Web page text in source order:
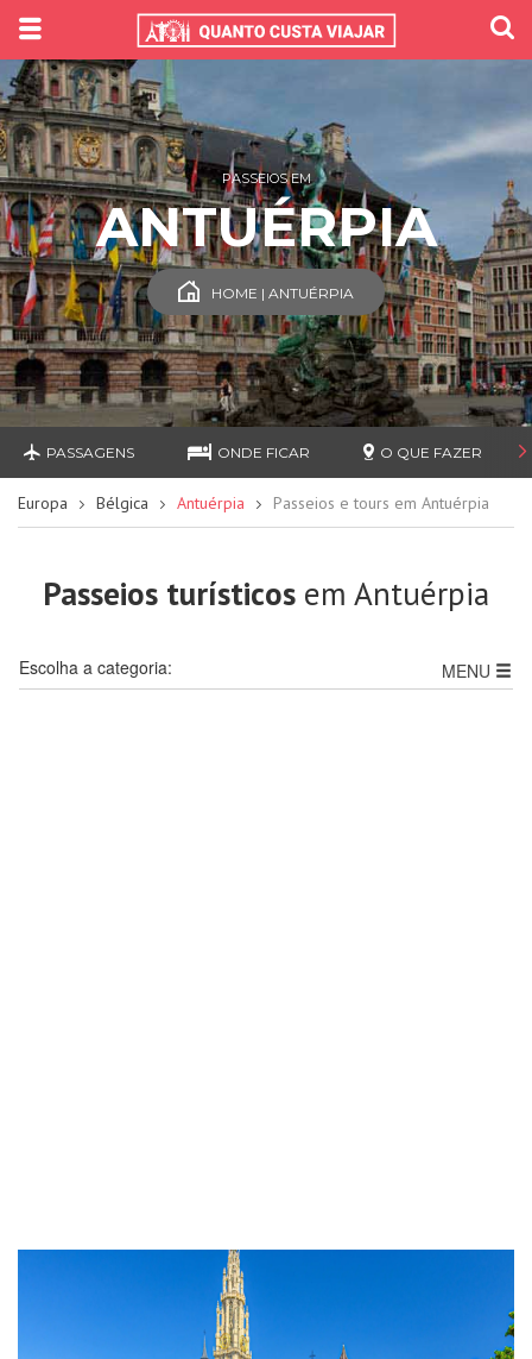
PASSEIOS EM
ANTUÉRPIA
HOME | ANTUÉRPIA
PASSAGENS ONDE FICAR O QUE FAZER
Europa Bélgica Antuérpia Passeios e tours em Antuérpia
Passeios turísticos em Antuérpia
MENU
Escolha a categoria: